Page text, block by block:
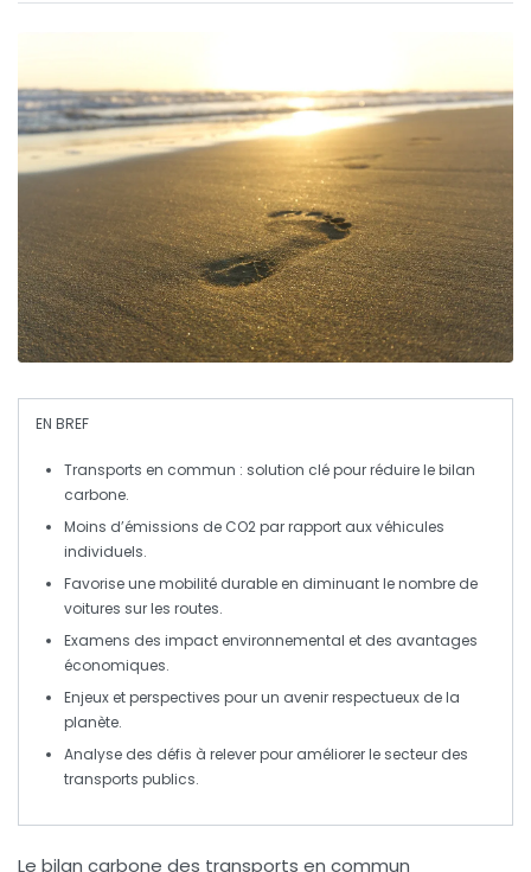
EN BREF
Transports en commun : solution clé pour réduire lebilan
carbone.
Moins d’émissions de CO2par rapport aux véhicules
individuels.
Favorise unemobilité durable en diminuant le nombre de
voitures sur les routes.
Examens des impact environnemental et des avantages
économiques.
Enjeux et perspectives pour un avenir respectueux de la
planète.
Analyse des défis à relever pour améliorer le secteur des
transports publics.
Le bilan carbone des transports en commun